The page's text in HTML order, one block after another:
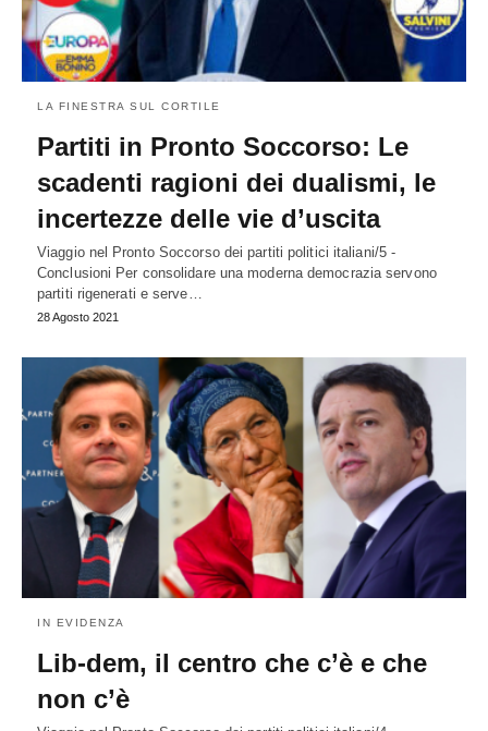
LA FINESTRA SUL CORTILE
Partiti in Pronto Soccorso: Le
scadenti ragioni dei dualismi, le
incertezze delle vie d’uscita
Viaggio nel Pronto Soccorso dei partiti politici italiani/5 -
Conclusioni Per consolidare una moderna democrazia servono
partiti rigenerati e serve…
28 Agosto 2021
IN EVIDENZA
Lib-dem, il centro che c’è e che
non c’è